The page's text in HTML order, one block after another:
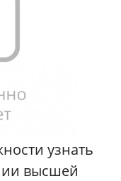
узнать
высшей